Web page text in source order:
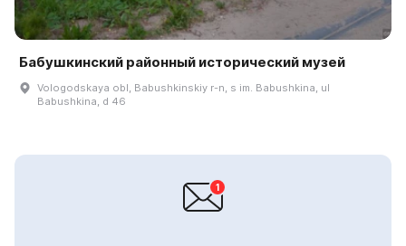
Бабушкинский районный исторический музей
Vologodskaya obl, Babushkinskiy r-n, s im. Babushkina, ul
Babushkina, d 46